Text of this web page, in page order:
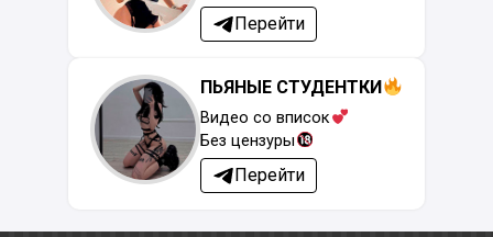
Перейти
ПЬЯНЫЕ СТУДЕНТКИ
Видео со вписок
Без цензуры
Перейти